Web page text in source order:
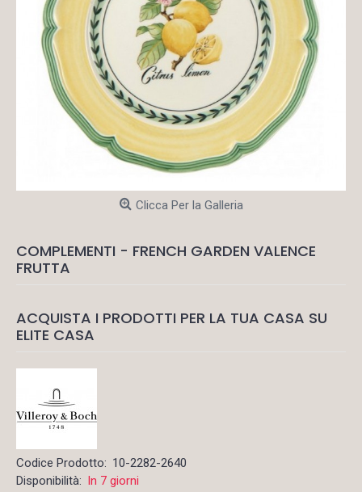
Clicca Per la Galleria
COMPLEMENTI - FRENCH GARDEN VALENCE
FRUTTA
ACQUISTA I PRODOTTI PER LA TUA CASA SU
ELITE CASA
Codice Prodotto: 10-2282-2640
Disponibilità: In 7 giorni